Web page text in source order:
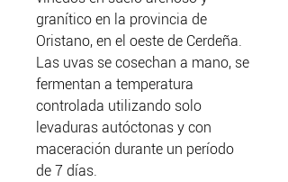
granítico en la provincia de
Oristano, en el oeste de Cerdeña.
Las uvas se cosechan a mano, se
fermentan a temperatura
controlada utilizando solo
levaduras autóctonas y con
maceración durante un período
de 7 días.